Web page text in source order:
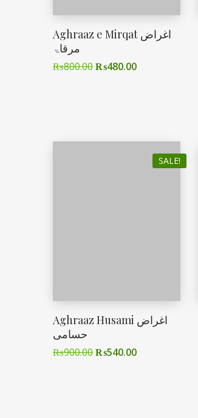
Aghraaz e Mirqat اغراض
مرقاۃ
₨800.00₨480.00
SALE!
Aghraaz Husami اغراض
حسامی
₨900.00₨540.00